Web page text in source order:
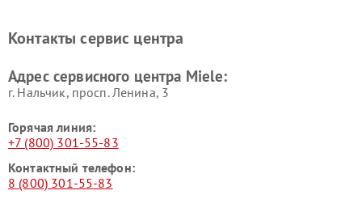
Miele
Miele
пылесосов Miele
Контакты сервис центра
Адрес сервисного центра Miele:
г. Нальчик, просп. Ленина, 3
Горячая линия:
+7 (800) 301-55-83
Контактный телефон:
8 (800) 301-55-83